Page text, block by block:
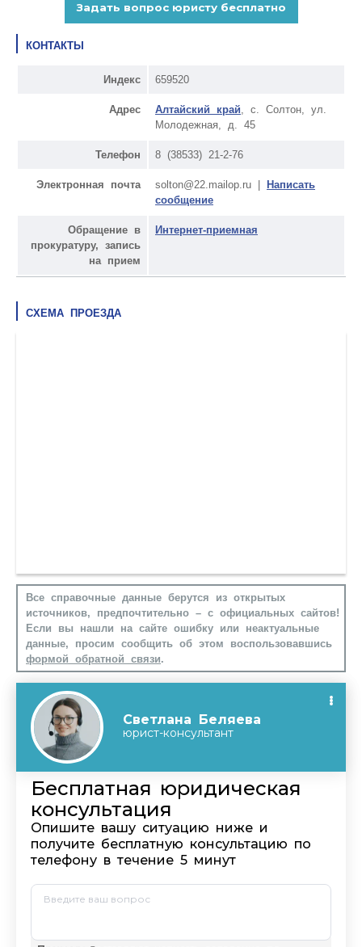
КОНТАКТЫ
Индекс 659520
Адрес Алтайский край , с. Солтон, ул.
Молодежная, д. 45
Телефон 8 (38533) 21-2-76
Электронная почта solton@22.mailop.ru |
Написать
сообщение
Обращение в
прокуратуру, запись
на прием
Интернет-приемная
СХЕМА ПРОЕЗДА
Все справочные данные берутся из открытых
источников, предпочтительно – с официальных сайтов!
Если вы нашли на сайте ошибку или неактуальные
данные, просим сообщить об этом воспользовавшись
формой обратной связи.